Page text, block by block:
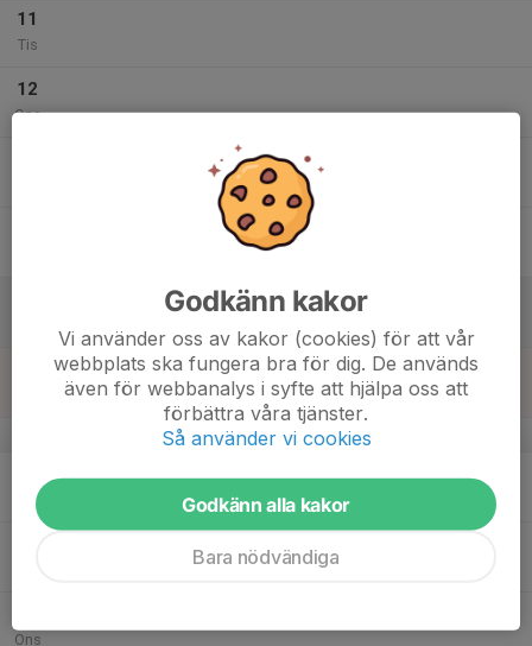
11
Tis
12
Ons
v.34
Mån
Ons
Godkänn kakor
Vi använder oss av kakor (cookies) för att vår
webbplats ska fungera bra för dig. De används
även för webbanalys i syfte att hjälpa oss att
förbättra våra tjänster.
Så använder vi cookies
Godkänn alla kakor
Bara nödvändiga